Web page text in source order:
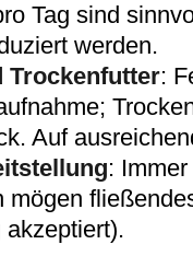
Tag sind
werden.
Trockenfutter:
Auf
:
mögen
akzeptiert).